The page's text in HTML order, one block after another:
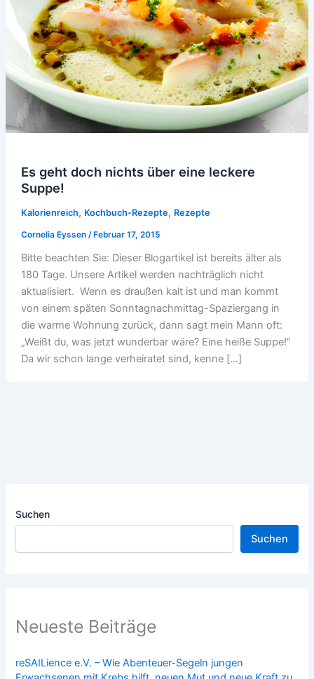
Es geht doch nichts über eine leckere
Suppe!
Kalorienreich, Kochbuch-Rezepte, Rezepte
Cornelia Eyssen /Februar 17, 2015
Bitte beachten Sie: Dieser Blogartikel ist bereits älter als
180 Tage. Unsere Artikel werden nachträglich nicht
aktualisiert. Wenn es draußen kalt ist und man kommt
von einem späten Sonntagnachmittag-Spaziergang in
die warme Wohnung zurück, dann sagt mein Mann oft:
„Weißt du, was jetzt wunderbar wäre? Eine heiße Suppe!“
Da wir schon lange verheiratet sind, kenne […]
Suchen
Suchen
Neueste Beiträge
reSAILience e.V. – Wie Abenteuer-Segeln jungen